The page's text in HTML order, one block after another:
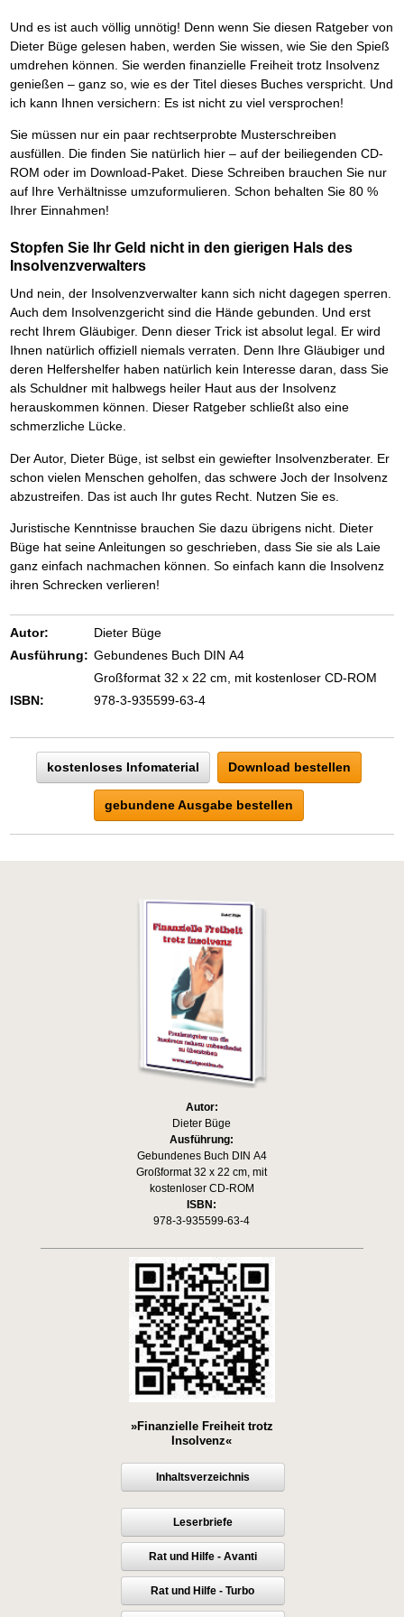
Und es ist auch völlig unnötig! Denn wenn Sie diesen Ratgeber von
Dieter Büge gelesen haben, werden Sie wissen, wie Sie den Spieß
umdrehen können. Sie werden finanzielle Freiheit trotz Insolvenz
genießen – ganz so, wie es der Titel dieses Buches verspricht. Und
ich kann Ihnen versichern: Es ist nicht zu viel versprochen!
Sie müssen nur ein paar rechtserprobte Musterschreiben
ausfüllen. Die finden Sie natürlich hier – auf der beiliegenden CD-
ROM oder im Download-Paket. Diese Schreiben brauchen Sie nur
auf Ihre Verhältnisse umzuformulieren. Schon behalten Sie 80 %
Ihrer Einnahmen!
Stopfen Sie Ihr Geld nicht in den gierigen Hals des
Insolvenzverwalters
Und nein, der Insolvenzverwalter kann sich nicht dagegen sperren.
Auch dem Insolvenzgericht sind die Hände gebunden. Und erst
recht Ihrem Gläubiger. Denn dieser Trick ist absolut legal. Er wird
Ihnen natürlich offiziell niemals verraten. Denn Ihre Gläubiger und
deren Helfershelfer haben natürlich kein Interesse daran, dass Sie
als Schuldner mit halbwegs heiler Haut aus der Insolvenz
herauskommen können. Dieser Ratgeber schließt also eine
schmerzliche Lücke.
Der Autor, Dieter Büge, ist selbst ein gewiefter Insolvenzberater. Er
schon vielen Menschen geholfen, das schwere Joch der Insolvenz
abzustreifen. Das ist auch Ihr gutes Recht. Nutzen Sie es.
Juristische Kenntnisse brauchen Sie dazu übrigens nicht. Dieter
Büge hat seine Anleitungen so geschrieben, dass Sie sie als Laie
ganz einfach nachmachen können. So einfach kann die Insolvenz
ihren Schrecken verlieren!
Autor:
Dieter Büge
Ausführung: Gebundenes Buch DIN A4
Großformat 32 x 22 cm, mit kostenloser CD-ROM
ISBN:
978-3-935599-63-4
kostenloses Infomaterial Download bestellen
gebundene Ausgabe bestellen
Autor:
Dieter Büge
Ausführung:
Gebundenes Buch DIN A4
Großformat 32 x 22 cm, mit
kostenloser CD-ROM
ISBN:
978-3-935599-63-4
»Finanzielle Freiheit trotz
Insolvenz«
Inhaltsverzeichnis
Leserbriefe
Rat und Hilfe - Avanti
Rat und Hilfe - Turbo